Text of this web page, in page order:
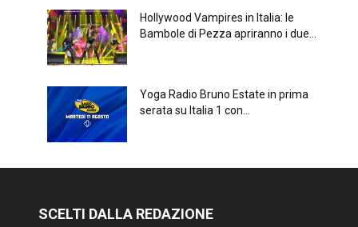
Hollywood Vampires in Italia: le
Bambole di Pezza apriranno i due...
Yoga Radio Bruno Estate in prima
serata su Italia 1 con...
SCELTI DALLA REDAZIONE